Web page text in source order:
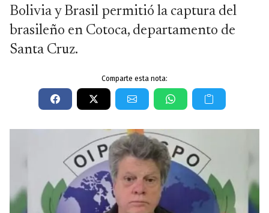
Bolivia y Brasil permitió la captura del
brasileño en Cotoca, departamento de
Santa Cruz.
Comparte esta nota: